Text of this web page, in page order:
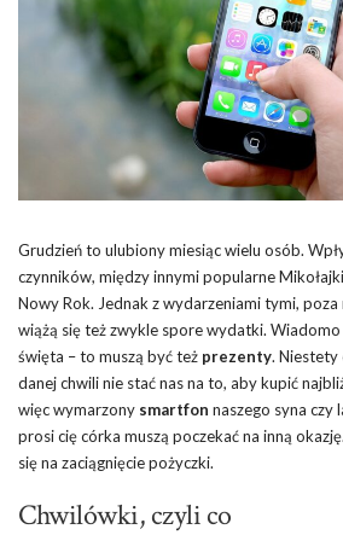
Grudzień to ulubiony miesiąc wielu osób.
czynników, między innymi popularne
Nowy Rok. Jednak z wydarzeniami tymi,
wiążą się też zwykle spore wydatki.
święta – to muszą być też prezenty. Niestety
danej chwili nie stać nas na to, aby kupić
więc wymarzony smartfon naszego syna czy
prosi cię córka muszą poczekać na inną
się na zaciągnięcie pożyczki.
Chwilówki, czyli co